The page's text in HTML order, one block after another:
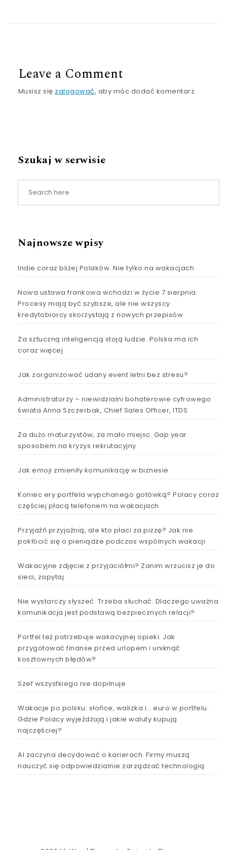
Leave a Comment
Musisz się zalogować, aby móc dodać komentarz.
Szukaj w serwisie
Najnowsze wpisy
Indie coraz bliżej Polaków. Nie tylko na wakacjach
Nowa ustawa frankowa wchodzi w życie 7 sierpnia.
Procesy mają być szybsze, ale nie wszyscy
kredytobiorcy skorzystają z nowych przepisów
Za sztuczną inteligencją stoją ludzie. Polska ma ich
coraz więcej
Jak zorganizować udany event letni bez stresu?
Administratorzy – niewidzialni bohaterowie cyfrowego
świata Anna Szczerbak, Chief Sales Officer, ITDS
Za dużo maturzystów, za mało miejsc. Gap year
sposobem na kryzys rekrutacyjny
Jak emoji zmieniły komunikację w biznesie
Koniec ery portfela wypchanego gotówką? Polacy coraz
częściej płacą telefonem na wakacjach
Przyjaźń przyjaźnią, ale kto płaci za pizzę? Jak nie
pokłócić się o pieniądze podczas wspólnych wakacji
Wakacyjne zdjęcie z przyjaciółmi? Zanim wrzucisz je do
sieci, zapytaj.
Nie wystarczy słyszeć. Trzeba słuchać. Dlaczego uważna
komunikacja jest podstawą bezpiecznych relacji?
Portfel też potrzebuje wakacyjnej opieki. Jak
przygotować finanse przed urlopem i uniknąć
kosztownych błędów?
Szef wszystkiego nie dopilnuje
Wakacje po polsku: słońce, walizka i… euro w portfelu.
Gdzie Polacy wyjeżdżają i jakie waluty kupują
najczęściej?
AI zaczyna decydować o karierach. Firmy muszą
nauczyć się odpowiedzialnie zarządzać technologią